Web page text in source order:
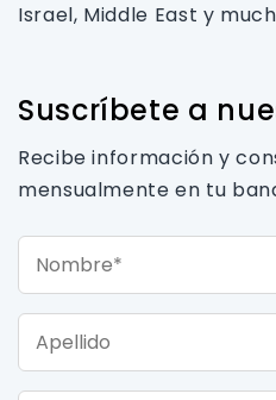
Israel, Middle East y
Suscríbete a
Recibe información y
mensualmente en tu
Nombre*
Apellido